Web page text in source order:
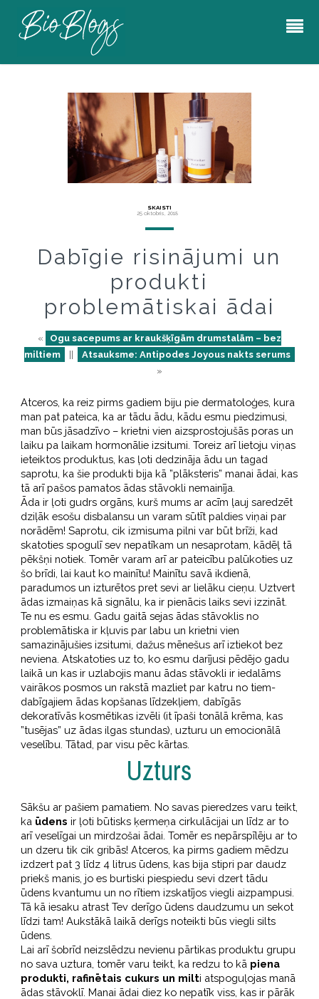
SKAISTI
25 oktobris, 2018
Dabīgie risinājumi un
produkti
problemātiskai ādai
«
Ogu sacepums ar kraukšķīgām drumstalām – bez
miltiem
Atsauksme: Antipodes Joyous nakts serums
»
Atceros, ka reiz pirms gadiem biju pie dermatoloģes, kura
man pat pateica, ka ar tādu ādu, kādu esmu piedzimusi,
man būs jāsadzīvo – krietni vien aizsprostojušās poras un
laiku pa laikam hormonālie izsitumi. Toreiz arī lietoju viņas
ieteiktos produktus, kas ļoti dedzināja ādu un tagad
saprotu, ka šie produkti bija kā ”plāksteris” manai ādai, kas
tā arī pašos pamatos ādas stāvokli nemainīja.
Āda ir ļoti gudrs orgāns, kurš mums ar acīm ļauj saredzēt
dziļāk esošu disbalansu un varam sūtīt paldies viņai par
norādēm! Saprotu, cik izmisuma pilni var būt brīži, kad
skatoties spogulī sev nepatīkam un nesaprotam, kādēļ tā
pēkšņi notiek. Tomēr varam arī ar pateicību palūkoties uz
šo brīdi, lai kaut ko mainītu! Mainītu savā ikdienā,
paradumos un izturētos pret sevi ar lielāku cieņu. Uztvert
ādas izmaiņas kā signālu, ka ir pienācis laiks sevi izzināt.
Te nu es esmu. Gadu gaitā sejas ādas stāvoklis no
problemātiska ir kļuvis par labu un krietni vien
samazinājušies izsitumi, dažus mēnešus arī iztiekot bez
neviena. Atskatoties uz to, ko esmu darījusi pēdējo gadu
laikā un kas ir uzlabojis manu ādas stāvokli ir iedalāms
vairākos posmos un rakstā mazliet par katru no tiem-
dabīgajiem ādas kopšanas līdzekļiem, dabīgās
dekoratīvās kosmētikas izvēli (it īpaši tonālā krēma, kas
”tusējas” uz ādas ilgas stundas), uzturu un emocionālā
veselību. Tātad, par visu pēc kārtas.
Uzturs
Sākšu ar pašiem pamatiem. No savas pieredzes varu teikt,
ka ūdens ir ļoti būtisks ķermeņa cirkulācijai un līdz ar to
arī veselīgai un mirdzošai ādai. Tomēr es nepārspīlēju ar to
un dzeru tik cik gribās! Atceros, ka pirms gadiem mēdzu
izdzert pat 3 līdz 4 litrus ūdens, kas bija stipri par daudz
priekš manis, jo es burtiski piespiedu sevi dzert tādu
ūdens kvantumu un no rītiem izskatījos viegli aizpampusi.
Tā kā iesaku atrast Tev derīgo ūdens daudzumu un sekot
līdzi tam! Aukstākā laikā derīgs noteikti būs viegli silts
ūdens.
Lai arī šobrīd neizslēdzu nevienu pārtikas produktu grupu
no sava uztura, tomēr varu teikt, ka redzu to kā piena
produkti, rafinētais cukurs un milti atspoguļojas manā
ādas stāvoklī. Manai ādai diez ko nepatīk viss, kas ir pārāk